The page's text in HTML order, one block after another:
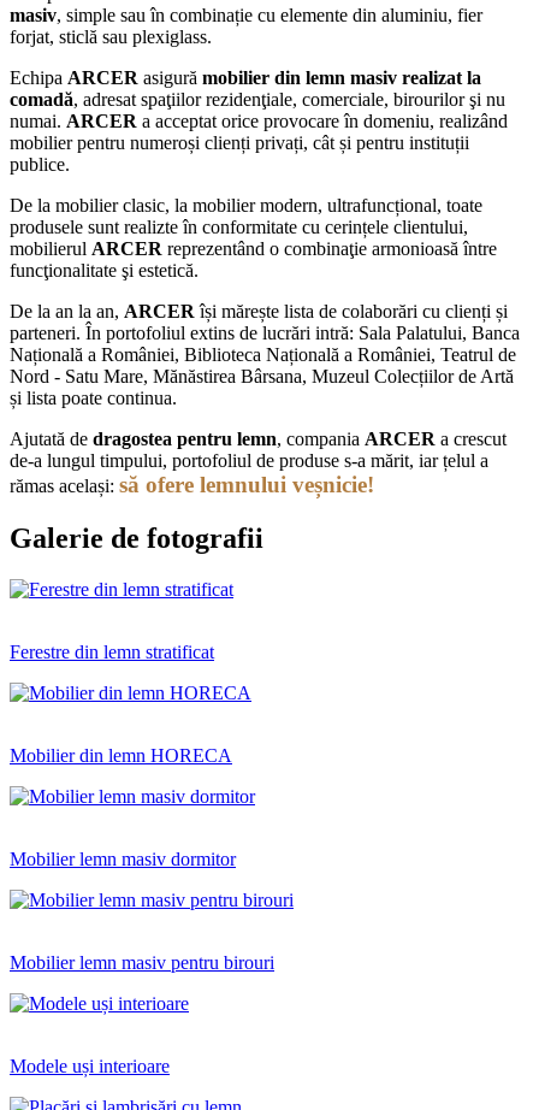
masiv, simple sau în combinație cu elemente din aluminiu, fier
forjat, sticlă sau plexiglass.
Echipa ARCER asigură mobilier din lemn masiv realizat la
comadă, adresat spaţiilor rezidenţiale, comerciale, birourilor şi nu
numai. ARCER a acceptat orice provocare în domeniu, realizând
mobilier pentru numeroși clienți privați, cât și pentru instituții
publice.
De la mobilier clasic, la mobilier modern, ultrafuncțional, toate
produsele sunt realizte în conformitate cu cerințele clientului,
mobilierul ARCER reprezentând o combinaţie armonioasă între
funcţionalitate şi estetică.
De la an la an, ARCER își mărește lista de colaborări cu clienți și
parteneri. În portofoliul extins de lucrări intră: Sala Palatului, Banca
Națională a României, Biblioteca Națională a României, Teatrul de
Nord - Satu Mare, Mănăstirea Bârsana, Muzeul Colecțiilor de Artă
și lista poate continua.
Ajutată de dragostea pentru lemn, compania ARCER a crescut
de-a lungul timpului, portofoliul de produse s-a mărit, iar țelul a
rămas același: să ofere lemnului veșnicie!
Galerie de fotografii
Ferestre din lemn stratificat
Mobilier din lemn HORECA
Mobilier lemn masiv dormitor
Mobilier lemn masiv pentru birouri
Modele uși interioare